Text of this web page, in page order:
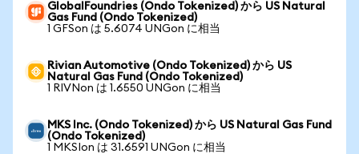
GlobalFoundries (Ondo Tokenized) から US Natural
Gas Fund (Ondo Tokenized)
1 GFSon は 5.6074 UNGon に相当
Rivian Automotive (Ondo Tokenized) から US
Natural Gas Fund (Ondo Tokenized)
1 RIVNon は 1.6550 UNGon に相当
MKS Inc. (Ondo Tokenized) から US Natural Gas Fund
(Ondo Tokenized)
1 MKSIon は 31.6591 UNGon に相当